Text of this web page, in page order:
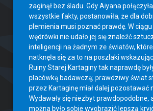
zaginął bez śladu. Gdy Aiyana
wszystkie fakty, postanowiła, że dla
plemienia musi poznać prawdę. W
wędrówki nie udało jej się znaleźć
inteligencji na żadnym ze światów,
natknęła się za to na poszlaki
Ruiny Starej Kartaginy tak naprawdę
placówką badawczą; prawdziwy świat
przez Kartaginę miał dalej pozostawać
Wydawały się niezbyt prawdopodobne,
można było sobie wyobrazić lepszą